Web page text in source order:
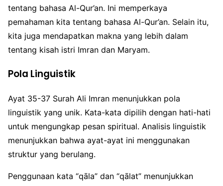
tentang bahasa Al-Qur’an. Ini memperkaya
pemahaman kita tentang bahasa Al-Qur’an. Selain itu,
kita juga mendapatkan makna yang lebih dalam
tentang kisah istri Imran dan Maryam.
Pola Linguistik
Ayat 35-37 Surah Ali Imran menunjukkan pola
linguistik yang unik. Kata-kata dipilih dengan hati-hati
untuk mengungkap pesan spiritual. Analisis linguistik
menunjukkan bahwa ayat-ayat ini menggunakan
struktur yang berulang.
Penggunaan kata “qāla” dan “qālat” menunjukkan